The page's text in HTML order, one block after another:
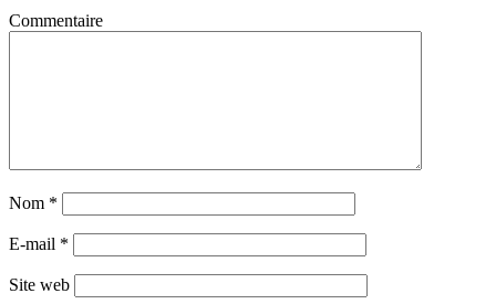
Commentaire
Nom *
E-mail *
Site web